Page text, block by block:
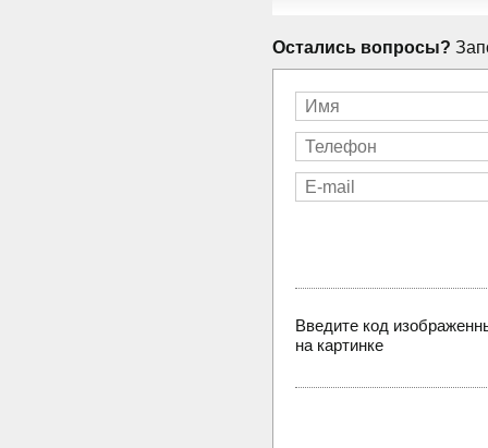
Остались вопросы?
Введите код
на картинке